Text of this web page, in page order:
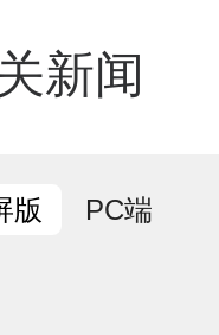
助体系
学、扶
新闻
版 PC端